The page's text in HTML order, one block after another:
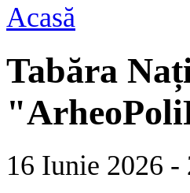
Acasă
Tabăra
16 Iunie 2026